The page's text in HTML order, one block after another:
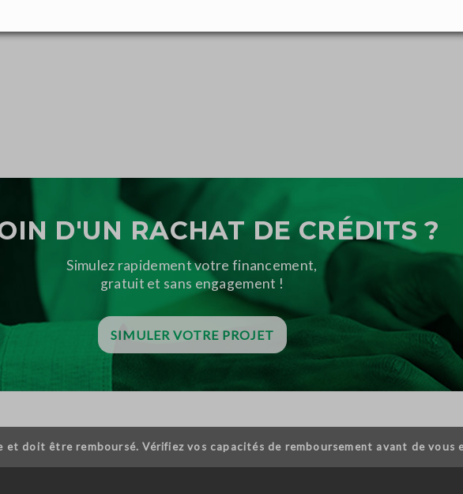
D'UN RACHAT DE CRÉDITS ?
Simulez rapidement votre financement,
gratuit et sans engagement !
SIMULER VOTRE PROJET
et doit être remboursé. Vérifiez vos capacités de remboursement avant de vous